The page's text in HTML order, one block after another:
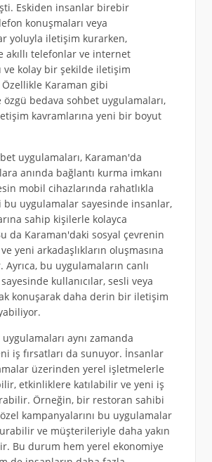
Eskiden insanlar birebir
konuşmaları veya
yoluyla iletişim kurarken,
akıllı telefonlar ve internet
ve kolay bir şekilde iletişim
Karaman gibi
bedava sohbet uygulamaları,
kavramlarına yeni bir boyut
uygulamaları, Karaman'da
anında bağlantı kurma imkanı
mobil cihazlarında rahatlıkla
bu uygulamalar sayesinde insanlar,
sahip kişilerle kolayca
da Karaman'daki sosyal çevrenin
yeni arkadaşlıkların oluşmasına
Ayrıca, bu uygulamaların canlı
kullanıcılar, sesli veya
konuşarak daha derin bir iletişim
aynı zamanda
iş fırsatları da sunuyor. İnsanlar
üzerinden yerel işletmelerle
etkinliklere katılabilir ve yeni iş
Örneğin, bir restoran sahibi
kampanyalarını bu uygulamalar
ve müşterileriyle daha yakın
Bu durum hem yerel ekonomiye